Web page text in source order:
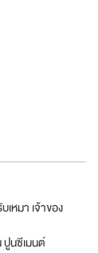
หมา เจ้าของ
ปูนซีเมนต์